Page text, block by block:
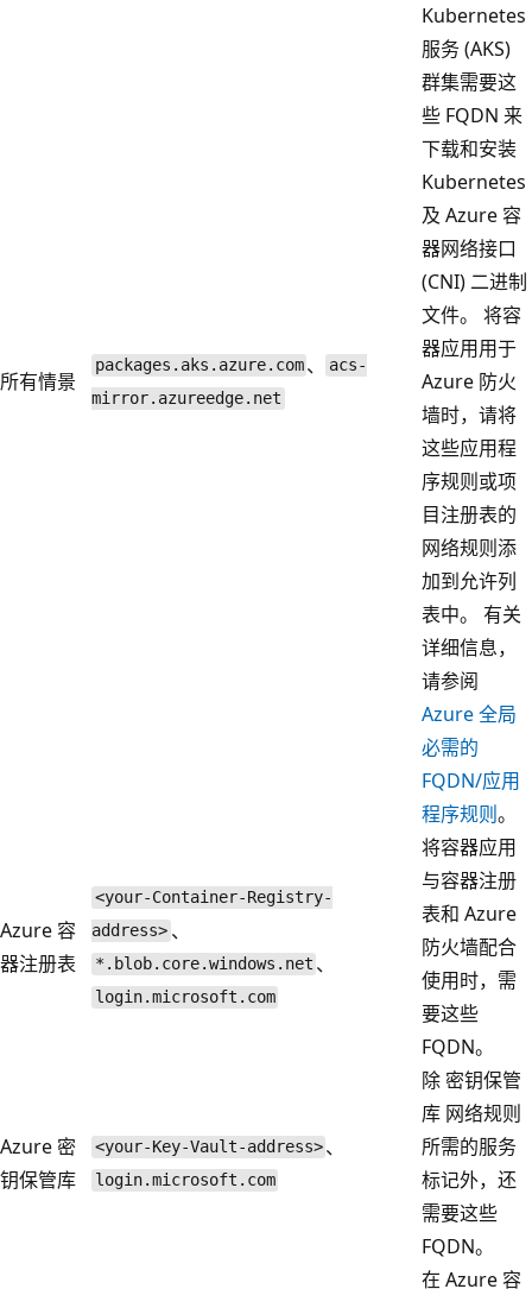
所有情景
packages.aks.azure.com 、
acs-
mirror.azureedge.net
Kubernetes
服务 (AKS)
群集需要这
些 FQDN 来
下载和安装
Kubernetes
及 Azure 容
器网络接口
(CNI) 二进制
文件。 将容
器应用用于
Azure 防火
墙时，请将
这些应用程
序规则或项
目注册表的
网络规则添
加到允许列
表中。 有关
详细信息，
请参阅
Azure 全局
必需的
FQDN/应用
程序规则。
Azure 容
器注册表
<your-Container-Registry-
address> 、
*.blob.core.windows.net 、
login.microsoft.com
将容器应用
与容器注册
表和 Azure
防火墙配合
使用时，需
要这些
FQDN。
Azure 密
钥保管库
<your-Key-Vault-address> 、
login.microsoft.com
除 密钥保管
库 网络规则
所需的服务
标记外，还
需要这些
FQDN。
在 Azure 容